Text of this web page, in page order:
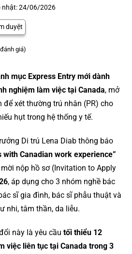
nhật: 24/06/2026
duyệt
giá)
mục Express Entry mới dành
nghiệm làm việc tại Canada, mở
để xét thường trú nhân (PR) cho
hụt trong hệ thống y tế.
Di trú Lena Diab thông báo
with Canadian work experience”
nộp hồ sơ (Invitation to Apply
, áp dụng cho 3 nhóm nghề bác
sĩ gia đình, bác sĩ phẫu thuật và
nhi, tâm thần, da liễu.
này là yêu cầu tối thiểu 12
việc liên tục tại Canada trong 3